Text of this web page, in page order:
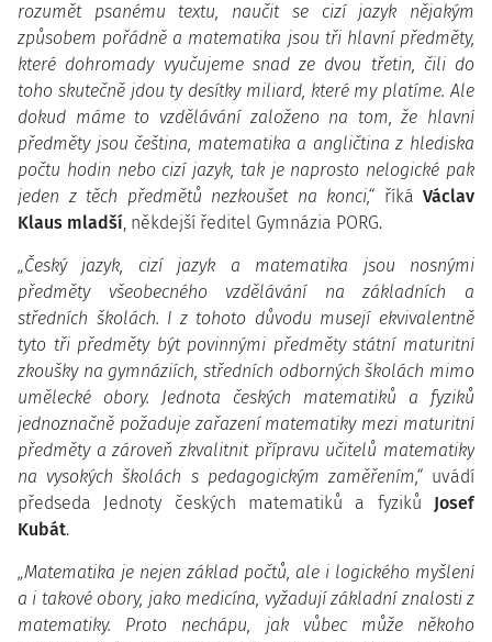
rozumět psanému textu, naučit se cizí jazyk nějakým
způsobem pořádně a matematika jsou tři hlavní předměty,
které dohromady vyučujeme snad ze dvou třetin, čili do
toho skutečně jdou ty desítky miliard, které my platíme. Ale
dokud máme to vzdělávání založeno na tom, že hlavní
předměty jsou čeština, matematika a angličtina z hlediska
počtu hodin nebo cizí jazyk, tak je naprosto nelogické pak
jeden z těch předmětů nezkoušet na konci,“ říká Václav
Klaus mladší, někdejší ředitel Gymnázia PORG.
„Český jazyk, cizí jazyk a matematika jsou nosnými
předměty všeobecného vzdělávání na základních a
středních školách. I z tohoto důvodu musejí ekvivalentně
tyto tři předměty být povinnými předměty státní maturitní
zkoušky na gymnáziích, středních odborných školách mimo
umělecké obory. Jednota českých matematiků a fyziků
jednoznačně požaduje zařazení matematiky mezi maturitní
předměty a zároveň zkvalitnit přípravu učitelů matematiky
na vysokých školách s pedagogickým zaměřením,“uvádí
předseda Jednoty českých matematiků a fyziků Josef
Kubát.
„Matematika je nejen základ počtů, ale i logického myšlení
a i takové obory, jako medicína, vyžadují základní znalosti z
matematiky. Proto nechápu, jak vůbec může někoho